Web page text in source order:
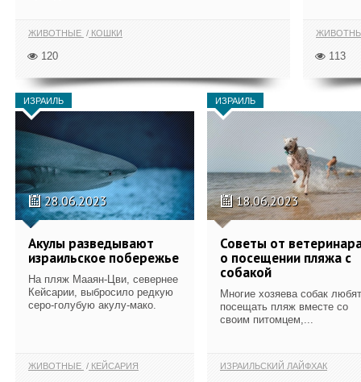
ЖИВОТНЫЕ КОШКИ
120 113
ИЗРАИЛЬ
28.06.2023
Акулы разведывают
израильское побережье
На пляж Мааян-Цви, севернее
Кейсарии, выбросило редкую
серо-голубую акулу-мако.
ЖИВОТНЫЕ КЕЙСАРИЯ
ИЗРАИЛЬ
18.06.2023
Советы от
о посещении пляжа с
собакой
Многие хозяева собак любят
посещать пляж вместе со
своим питомцем,...
ИЗРАИЛЬСКИЙ ЛАЙФХАК